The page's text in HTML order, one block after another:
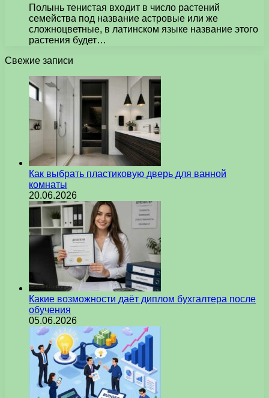
Полынь тенистая входит в число растений
семейства под название астровые или же
сложноцветные, в латинском языке название этого
растения будет…
Свежие записи
Как выбрать пластиковую дверь для ванной
комнаты
20.06.2026
Какие возможности даёт диплом бухгалтера после
обучения
05.06.2026